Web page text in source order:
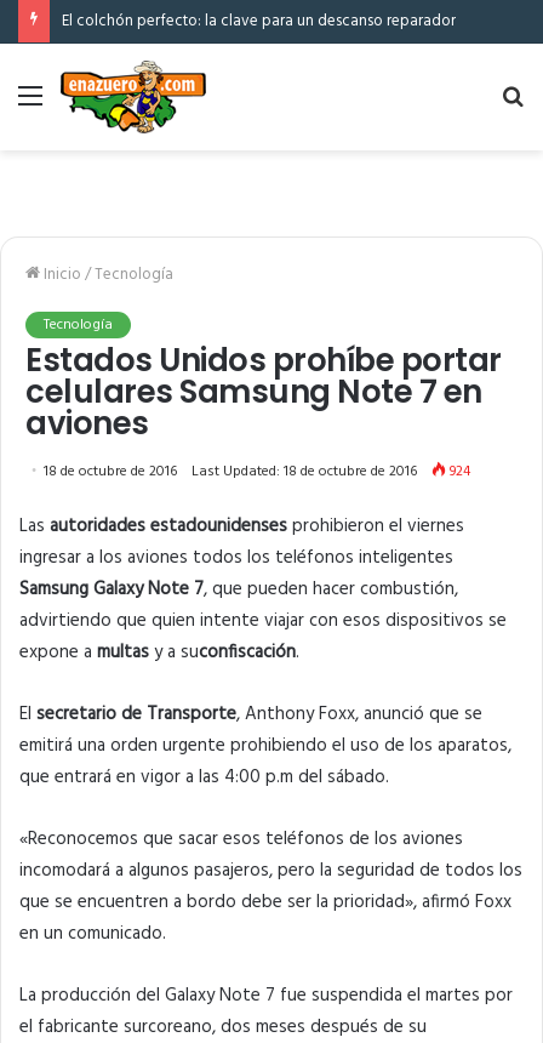
El colchón perfecto: la clave para un descanso reparador
Menú
Inicio/Tecnología
Tecnología
Estados Unidos prohíbe portar
celulares Samsung Note 7 en
aviones
18 de octubre de 2016 Last Updated: 18 de octubre de 2016 924
Las autoridades estadounidensesprohibieron el viernes
ingresar a los aviones todos los teléfonos inteligentes
Samsung Galaxy Note 7, que pueden hacer combustión,
advirtiendo que quien intente viajar con esos dispositivos se
expone a multasy a suconfiscación.
El secretario de Transporte, Anthony Foxx, anunció que se
emitirá una orden urgente prohibiendo el uso de los aparatos,
que entrará en vigor a las 4:00 p.m del sábado.
«Reconocemos que sacar esos teléfonos de los aviones
incomodará a algunos pasajeros, pero la seguridad de todos los
que se encuentren a bordo debe ser la prioridad», afirmó Foxx
en un comunicado.
La producción del Galaxy Note 7 fue suspendida el martes por
el fabricante surcoreano, dos meses después de su